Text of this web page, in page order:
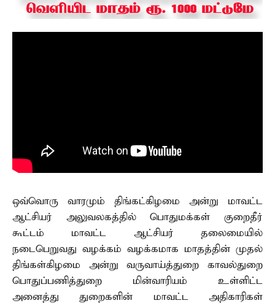
ஒவ்வொரு வாரமும் திங்கட்கிழமை அன்று மாவட்ட
ஆட்சியர் அலுவலகத்தில் பொதுமக்கள் குறைதீர்
கூட்டம் மாவட்ட ஆட்சியர் தலைமையில்
நடைபெறுவது வழக்கம் வழக்கமாக மாதத்தின் முதல்
திங்கள்கிழமை அன்று வருவாய்த்துறை காவல்துறை
பொதுப்பணித்துறை மின்வாரியம் உள்ளிட்ட
அனைத்து துறைகளின் மாவட்ட அதிகாரிகள்